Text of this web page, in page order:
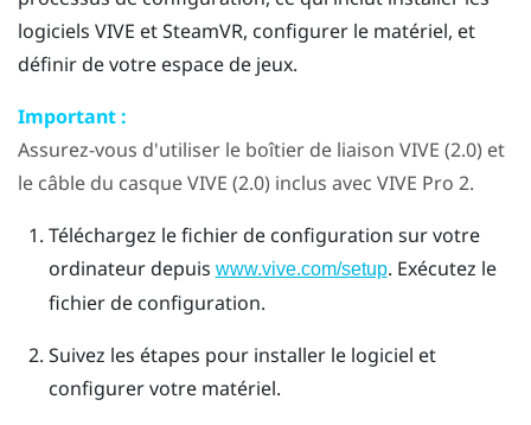
logiciels VIVE etSteamVR, configurer le matériel, et
définir de votre espace de jeux.
Important :
Assurez-vous d'utiliser le boîtier de liaison VIVE (2.0) et
le câble du casque VIVE (2.0) inclus avec VIVE Pro 2.
Téléchargez le fichier de configuration sur votre
ordinateur depuis www.vive.com/setup. Exécutez le
fichier de configuration.
Suivez les étapes pour installer le logiciel et
configurer votre matériel.